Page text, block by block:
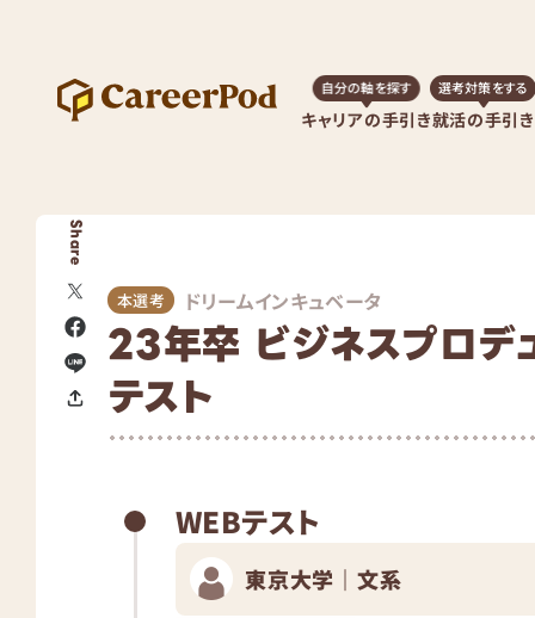
キャリアの手引き
自分の軸を探す
就活の手引き
選考対策をする
Share
本選考 ドリームインキュベータ
23年卒 ビジネスプロ
テスト
WEBテスト
東京大学｜文系